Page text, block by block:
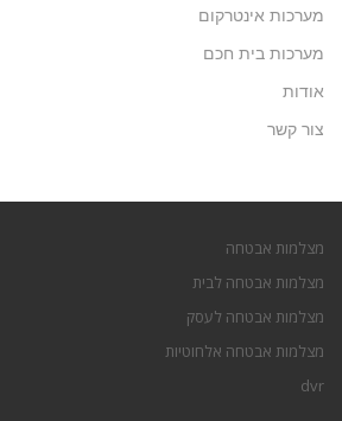
מערכות אינטרקום
מערכות בית חכם
אודות
צור קשר
מצלמות אבטחה
מצלמות אבטחה לבית
מצלמות אבטחה לעסק
מצלמות אבטחה אלחוטיות
dvr